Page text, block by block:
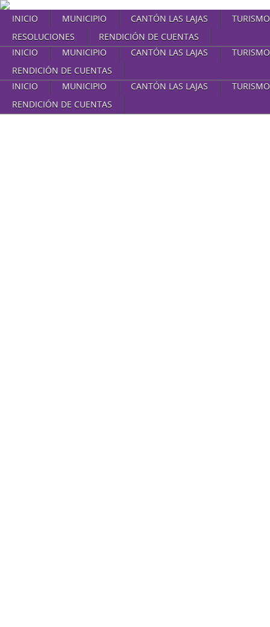
INICIO MUNICIPIO CANTÓN LAS LAJAS
TURISMO
RESOLUCIONES
RENDICIÓN DE CUENTAS